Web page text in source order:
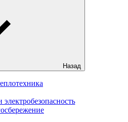
Назад